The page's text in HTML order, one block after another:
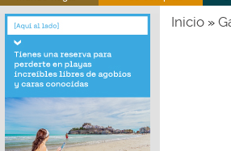
Inicio»